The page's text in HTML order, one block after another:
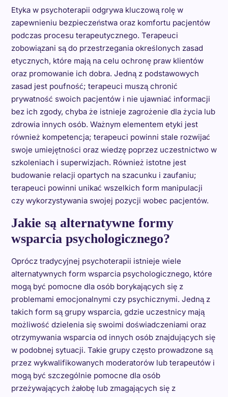
Etyka w psychoterapii odgrywa kluczową rolę w
zapewnieniu bezpieczeństwa oraz komfortu pacjentów
podczas procesu terapeutycznego. Terapeuci
zobowiązani są do przestrzegania określonych zasad
etycznych, które mają na celu ochronę praw klientów
oraz promowanie ich dobra. Jedną z podstawowych
zasad jest poufność; terapeuci muszą chronić
prywatność swoich pacjentów i nie ujawniać informacji
bez ich zgody, chyba że istnieje zagrożenie dla życia lub
zdrowia innych osób. Ważnym elementem etyki jest
również kompetencja; terapeuci powinni stale rozwijać
swoje umiejętności oraz wiedzę poprzez uczestnictwo w
szkoleniach i superwizjach. Również istotne jest
budowanie relacji opartych na szacunku i zaufaniu;
terapeuci powinni unikać wszelkich form manipulacji
czy wykorzystywania swojej pozycji wobec pacjentów.
Jakie są alternatywne formy
wsparcia psychologicznego?
Oprócz tradycyjnej psychoterapii istnieje wiele
alternatywnych form wsparcia psychologicznego, które
mogą być pomocne dla osób borykających się z
problemami emocjonalnymi czy psychicznymi. Jedną z
takich form są grupy wsparcia, gdzie uczestnicy mają
możliwość dzielenia się swoimi doświadczeniami oraz
otrzymywania wsparcia od innych osób znajdujących się
w podobnej sytuacji. Takie grupy często prowadzone są
przez wykwalifikowanych moderatorów lub terapeutów i
mogą być szczególnie pomocne dla osób
przeżywających żałobę lub zmagających się z